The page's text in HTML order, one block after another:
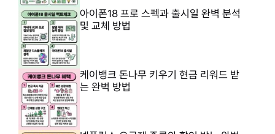
아이폰18 프로 스펙과 출시일 완벽 분석
및 교체 방법
케이뱅크 돈나무 키우기 현금 리워드 받
는 완벽 방법